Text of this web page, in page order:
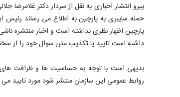
پیرو انتشار اخباری به نقل از سردار دکتر غلامرضا
حمله سایبری به پارچین به اطلاع می رساند رئیس
پارچین اظهار نظری نداشته است و اخبار منتشره
داشته است تایید یا تکذیب متن سوال خود را از
بدیهی است با توجه به حساسیت ها و ظرافت های
روابط عمومی این سازمان منتشر شود مورد تایید می